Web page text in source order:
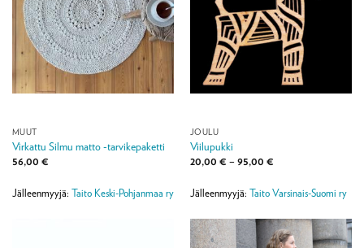
MUUT
Virkattu Silmu matto -tarvikepaketti
56,00 €
Jälleenmyyjä: Taito Keski-Pohjanmaa ry
JOULU
Viilupukki
20,00 € – 95,00 €Hintaluokka:
95,00 €
Jälleenmyyjä: Taito Varsinais-Suomi ry